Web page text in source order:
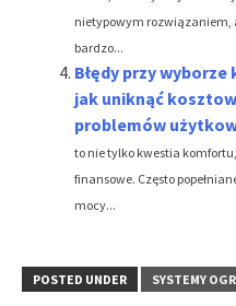
nietypowym rozwiązaniem,
bardzo...
Błędy przy
jak uniknąć
problemów
to nie tylko kwestia
finansowe. Często
mocy...
POSTED UNDER SYSTEMY